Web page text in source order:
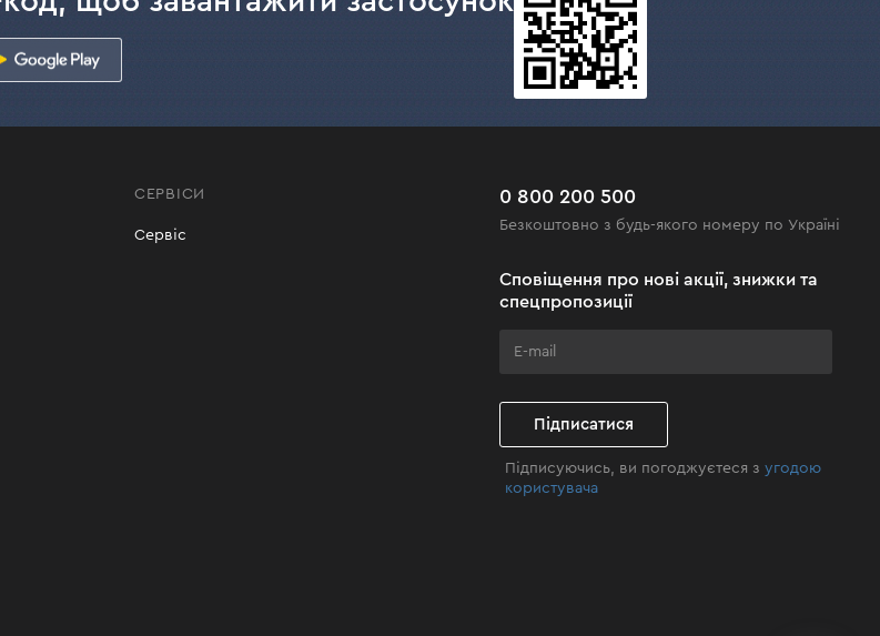
СЕРВІСИ
Сервіс
0 800 200 500
Безкоштовно з будь-якого номеру по Україні
Сповіщення про нові акції, знижки та
спецпропозиції
Підписатися
Підписуючись, ви погоджуєтеся з угодою
користувача